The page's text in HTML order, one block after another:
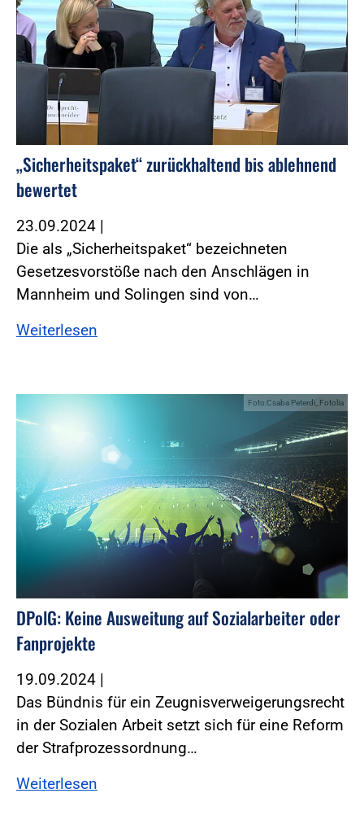
„Sicherheitspaket“ zurückhaltend bis ablehnend
bewertet
23.09.2024 |
Die als „Sicherheitspaket“ bezeichneten
Gesetzesvorstöße nach den Anschlägen in
Mannheim und Solingen sind von…
Weiterlesen
Foto:Csaba Peterdi_Fotolia
DPolG: Keine Ausweitung auf Sozialarbeiter oder
Fanprojekte
19.09.2024 |
Das Bündnis für ein Zeugnisverweigerungsrecht
in der Sozialen Arbeit setzt sich für eine Reform
der Strafprozessordnung…
Weiterlesen